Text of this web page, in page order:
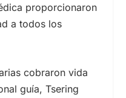
proporcionaron
a todos los
cobraron vida
guía, Tsering